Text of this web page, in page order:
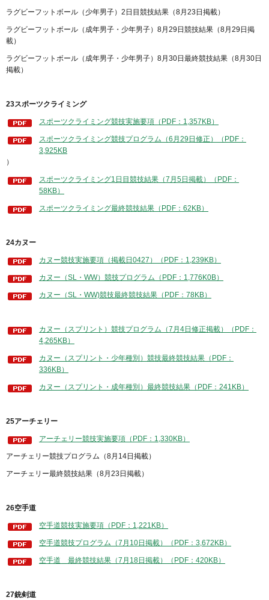
ラグビーフットボール（少年男子）2日目競技結果（8月23日掲載）
ラグビーフットボール（成年男子・少年男子）8月29日競技結果（8月29日掲
載）
ラグビーフットボール（成年男子・少年男子）8月30日最終競技結果（8月30日
掲載）
23スポーツクライミング
スポーツクライミング競技実施要項（PDF：1,357KB）
スポーツクライミング競技プログラム（6月29日修正）（PDF：
3,925KB
）
スポーツクライミング1日目競技結果（7月5日掲載）（PDF：
58KB）
スポーツクライミング最終競技結果（PDF：62KB）
24カヌー
カヌー競技実施要項（掲載日0427）（PDF：1,239KB）
カヌー（SL・WW）競技プログラム（PDF：1,776K0B）
カヌー（SL・WW)競技最終競技結果（PDF：78KB）
カヌー（スプリント）競技プログラム（7月4日修正掲載）（PDF：
4,265KB）
カヌー（スプリント・少年種別）競技最終競技結果（PDF：
336KB）
カヌー（スプリント・成年種別）最終競技結果（PDF：241KB）
25アーチェリー
アーチェリー競技実施要項（PDF：1,330KB）
アーチェリー競技プログラム（8月14日掲載）
アーチェリー最終競技結果（8月23日掲載）
26空手道
空手道競技実施要項（PDF：1,221KB）
空手道競技プログラム（7月10日掲載）（PDF：3,672KB）
空手道＿最終競技結果（7月18日掲載）（PDF：420KB）
27銃剣道